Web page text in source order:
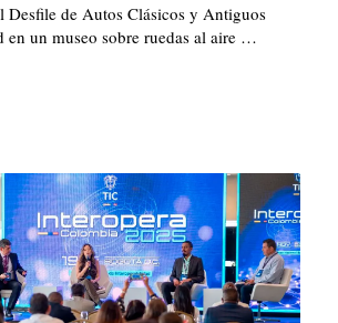
Desfile de Autos Clásicos y Antiguos
un museo sobre ruedas al aire …